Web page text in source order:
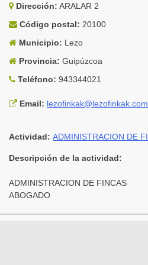
Dirección: ARALAR 2
Código postal: 20100
Municipio: Lezo
Provincia: Guipúzcoa
Teléfono: 943344021
Email: lezofinkak@lezofinkak.com
Actividad:ADMINISTRACION DE
Descripción de la actividad:
ADMINISTRACION DE FINCAS
ABOGADO